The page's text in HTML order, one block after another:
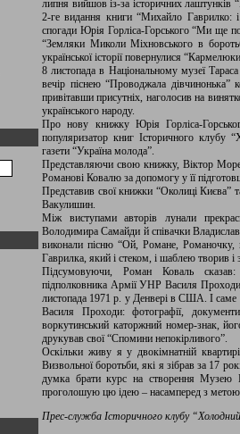
липня вийшов із-за історичних лаштунків
2-ге видання книги “Михайло Гаврилко:
спогади Юрія Горліса-Горського “Ми ще
“Земляки Миколи Міхновського в
української історії повернулися
8 листопада в Національному музеї
вечір піснею “Проводжала
привітавши присутніх, наголосив на
українського народу.
Про нову книжку Юрія Горліса-
популяризатор книг Історичного клубу
газети “Україна молода”.
Представляючи свою книжку, Віктор
Романові Ковалю за допомогу у її
Представив свої книжки “Околиці Києва”
Вакулишин.
Між виступами авторів лунали
Володимира Самайди й співачки
виконали пісню “Ой, Романе,
Гаврилка, який і стеком, і шаблею творив і
Підсумовуючи, Роман Коваль
підполковника Армії УНР Василя
листопада 1971 р. у Денвері в США. І саме
Василя Проходи: фотографії,
воркутинський каторжний номер-знак,
друкував свої “Спомини непокірливого”.
Оскільки живу я у двокімнатній
Визвольної боротьби, які я зібрав за 17
думка брати курс на створення Музею
проголошую цю ідею – насамперед з метою
Прес-служба Історичного клубу